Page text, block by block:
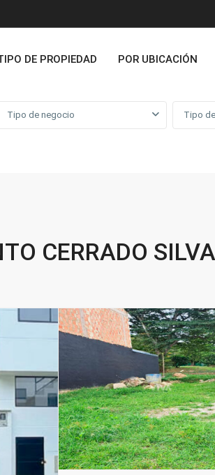
DE PROPIEDAD
POR UBICACIÓN
Tipo de negocio Tipo
CERRADO